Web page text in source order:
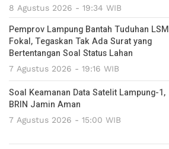
8 Agustus 2026 - 19:34 WIB
Pemprov Lampung Bantah Tuduhan LSM
Fokal, Tegaskan Tak Ada Surat yang
Bertentangan Soal Status Lahan
7 Agustus 2026 - 19:16 WIB
Soal Keamanan Data Satelit Lampung-1,
BRIN Jamin Aman
7 Agustus 2026 - 15:00 WIB